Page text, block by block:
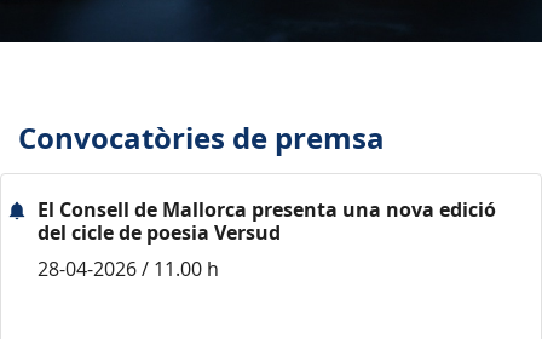
Convocatòries de premsa
El Consell de Mallorca presenta una nova edició
del cicle de poesia Versud
28-04-2026 / 11.00 h